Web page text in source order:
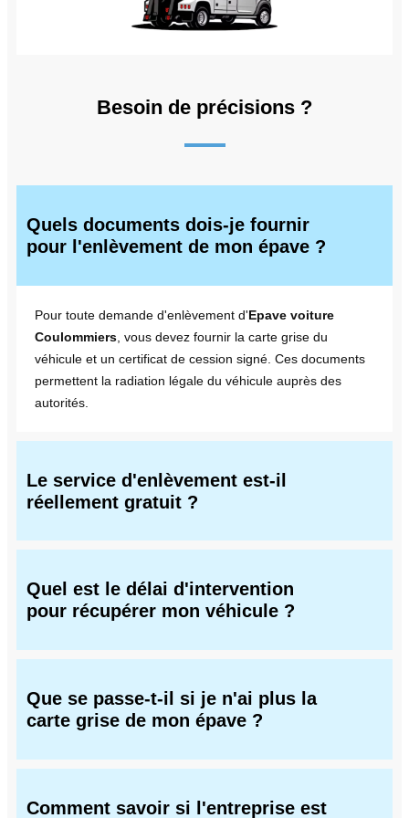
Besoin de précisions ?
Quels documents dois-je fournir
pour l'enlèvement de mon épave ?
Pour toute demande d'enlèvement d'Epave voiture
Coulommiers , vous devez fournir la carte grise du
véhicule et un certificat de cession signé. Ces documents
permettent la radiation légale du véhicule auprès des
autorités.
Le service d'enlèvement est-il
réellement gratuit ?
Quel est le délai d'intervention
pour récupérer mon véhicule ?
Que se passe-t-il si je n'ai plus la
carte grise de mon épave ?
Comment savoir si l'entreprise est